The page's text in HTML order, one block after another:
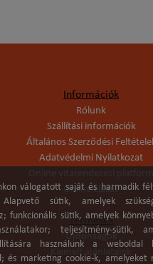
Információk
Rólunk
Szállítási információk
Általános Szerződési
Adatvédelmi Nyilatkozat
Online elállás
Termékek
Újdonságok
Kiemelt ajánlataink
válogatott saját és harmadik
Alapvető sütik, amelyek
funkcionális sütik, amelyek
teljesítmény-sütik,
használunk a weboldal
és marketing cookie-k, amelyeket